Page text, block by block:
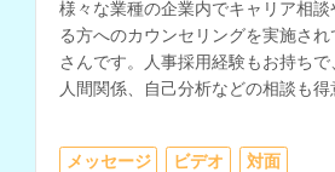
様々な業種の企業内でキャリア相
る方へのカウンセリングを実施さ
さんです。人事採用経験もお持ち
人間関係、自己分析などの相談も得
メッセージ ビデオ 対面